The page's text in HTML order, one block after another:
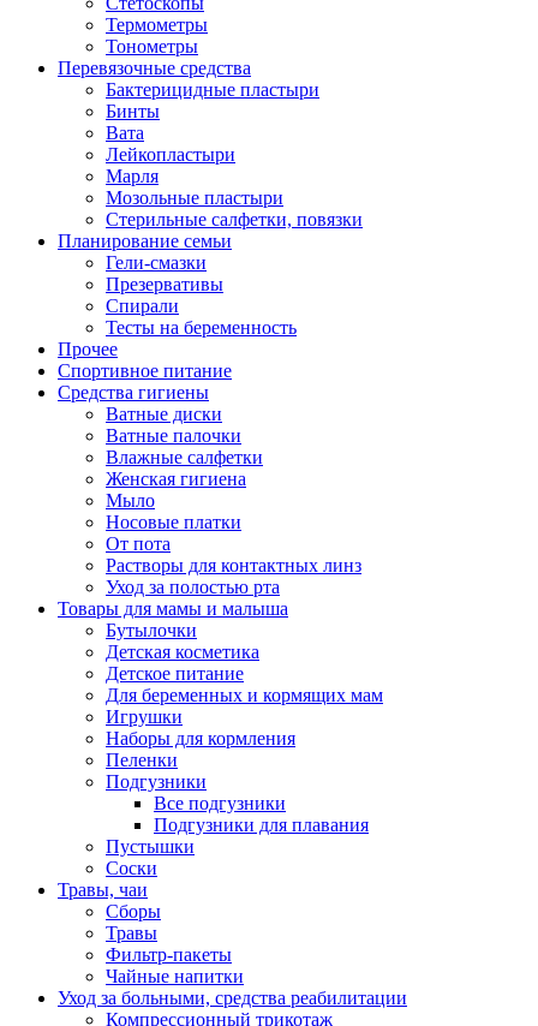
Термометры
Тонометры
Перевязочные средства
Бактерицидные пластыри
Бинты
Вата
Лейкопластыри
Марля
Мозольные пластыри
Стерильные салфетки, повязки
Планирование семьи
Гели-смазки
Презервативы
Спирали
Тесты на беременность
Прочее
Спортивное питание
Средства гигиены
Ватные диски
Ватные палочки
Влажные салфетки
Женская гигиена
Мыло
Носовые платки
От пота
Растворы для контактных линз
Уход за полостью рта
Товары для мамы и малыша
Бутылочки
Детская косметика
Детское питание
Для беременных и кормящих мам
Игрушки
Наборы для кормления
Пеленки
Подгузники
Все подгузники
Подгузники для плавания
Пустышки
Соски
Травы, чаи
Сборы
Травы
Фильтр-пакеты
Чайные напитки
Уход за больными, средства реабилитации
Компрессионный трикотаж